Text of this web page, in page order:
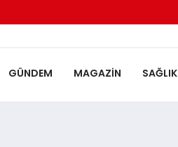
GÜNDEM MAGAZIN SAĞLIK